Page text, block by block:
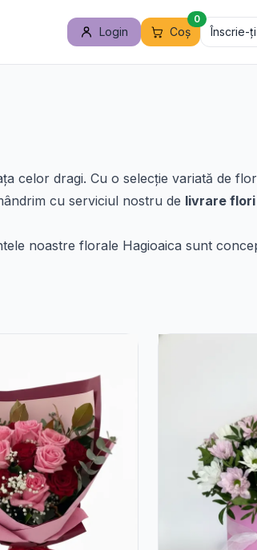
Login Coș
0
Înscrie-
celor dragi. Cu o selecție variată de
cu serviciul nostru de livrare
noastre florale Hagioaica sunt